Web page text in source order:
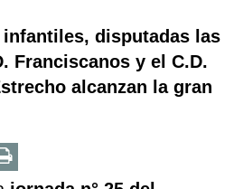
disputadas las
Franciscanos y el C.D.
alcanzan la gran